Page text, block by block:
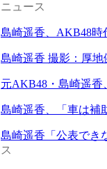
ニュース
島崎遥香、AKB48時
島崎遥香 撮影：厚地
元AKB48・島崎遥香
島崎遥香、「車は補
島崎遥香「公表でき
ス